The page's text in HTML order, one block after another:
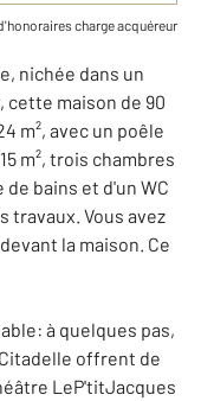
charge acquéreur
nichée dans un
cette maison de 90
m², avec un poêle
m², trois chambres
de bains et d'un WC
travaux. Vous avez
la maison. Ce
à quelques pas,
offrent de
LeP'titJacques